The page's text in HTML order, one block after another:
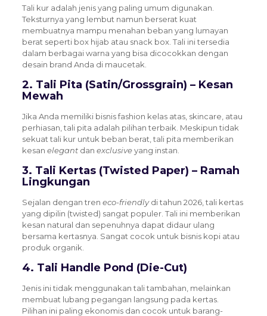
Tali kur adalah jenis yang paling umum digunakan.
Teksturnya yang lembut namun berserat kuat
membuatnya mampu menahan beban yang lumayan
berat seperti box hijab atau snack box. Tali ini tersedia
dalam berbagai warna yang bisa dicocokkan dengan
desain brand Anda di maucetak.
2. Tali Pita (Satin/Grossgrain) – Kesan
Mewah
Jika Anda memiliki bisnis fashion kelas atas, skincare, atau
perhiasan, tali pita adalah pilihan terbaik. Meskipun tidak
sekuat tali kur untuk beban berat, tali pita memberikan
kesan elegantdan exclusiveyang instan.
3. Tali Kertas (Twisted Paper) – Ramah
Lingkungan
Sejalan dengan tren eco-friendlydi tahun 2026, tali kertas
yang dipilin (twisted) sangat populer. Tali ini memberikan
kesan natural dan sepenuhnya dapat didaur ulang
bersama kertasnya. Sangat cocok untuk bisnis kopi atau
produk organik.
4. Tali Handle Pond (Die-Cut)
Jenis ini tidak menggunakan tali tambahan, melainkan
membuat lubang pegangan langsung pada kertas.
Pilihan ini paling ekonomis dan cocok untuk barang-